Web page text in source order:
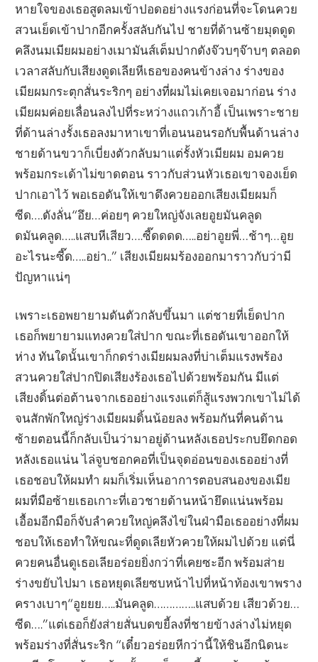
หายใจของเธอสูดลมเข้าปอดอย่างแรงก่อนที่จะโดนควย
สวนเย็ดเข้าปากอีกครั้งสลับกันไป ชายที่ด้านซ้ายมุดดูด
คลึงนมเมียผมอย่างเมามันส์เต็มปากดังจ๊วบๆจ๊าบๆ ตลอด
เวลาสลับกับเสียงดูดเลียหีเธอของคนข้างล่าง ร่างของ
เมียผมกระตุกสั่นระริกๆ อย่างที่ผมไม่เคยเจอมาก่อน ร่าง
เมียผมค่อยเลื่อนลงไปที่ระหว่างแถวเก้าอี้ เป็นเพราะชาย
ที่ด้านล่างรั้งเธอลงมาหาเขาที่เอนนอนรอกับพื้นด้านล่าง
ชายด้านขวาก็เบี่ยงตัวกลับมาแต่รั้งหัวเมียผม อมควย
พร้อมกระเด้าไม่ขาดตอน ราวกับส่วนหัวเธอเขาจองเย็ด
ปากเอาไว้ พอเธอดันให้เขาดึงควยออกเสียงเมียผมก็
ซีด….ดังลั่น“อึย…ค่อยๆ ควยใหญ่จังเลยอูยมันคลูด
ดมันคลูด…..แสบหีเสียว….ซี๊ดดดด…..อย่าอูยพี่…ช้าๆ…อูย
อะไรนะซี๊ด…..อย่า..” เสียงเมียผมร้องออกมาราวกับว่ามี
ปัญหาแน่ๆ
เพราะเธอพยายามดันตัวกลับขึ้นมา แต่ชายที่เย็ดปาก
เธอก็พยายามแทงควยใส่ปาก ขณะที่เธอดันเขาออกให้
ห่าง ทันใดนั้นเขาก็กดร่างเมียผมลงที่บ่าเต็มแรงพร้อง
สวนควยใส่ปากปิดเสียงร้องเธอไปด้วยพร้อมกัน มีแต่
เสียงดิ้นต่อต้านจากเธออย่างแรงแต่ก็สู้แรงพวกเขาไม่ได้
จนสักพักใหญ่ร่างเมียผมดิ้นน้อยลง พร้อมกันที่คนด้าน
ซ้ายตอนนี้ก็กลับเป็นว่ามาอยู่ด้านหลังเธอประกบยึดกอด
หลังเธอแน่น ไล่จูบชอกคอที่เป็นจุดอ่อนของเธออย่างที่
เธอชอบให้ผมทำ ผมก็เริ่มเห็นอาการตอบสนองของเมีย
ผมที่มือซ้ายเธอเกาะที่เอวชายด้านหน้ายึดแน่นพร้อม
เอื้อมอีกมือก็จับลำควยใหญ่คลึงไข่ในฝ่ามือเธออย่างที่ผม
ชอบให้เธอทำให้ขณะที่ดูดเลียหัวควยให้ผมไปด้วย แต่นี่
ควยคนอื่นดูเธอเลียอร่อยยิ่งกว่าที่เคยซะอีก พร้อมส่าย
ร่างขยับไปมา เธอหยุดเลียซบหน้าไปที่หน้าท้องเขาพราง
ครางเบาๆ“อูยยย…..มันคลูด…………..แสบด้วย เสียวด้วย…
ซีด….”แต่เธอก็ยังส่ายสั่นบดขยี้ลงที่ชายข้างล่างไม่หยุด
พร้อมร่างที่สั่นระริก “เดี๋ยวอร่อยหีกว่านี้ให้ชินอีกนิดนะ